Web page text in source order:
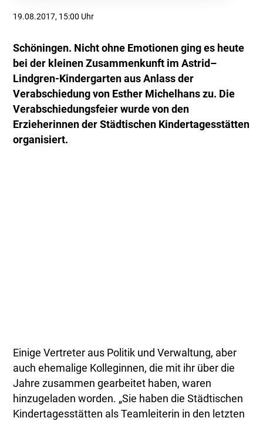
19.08.2017, 15:00 Uhr
Schöningen. Nicht ohne Emotionen ging es heute
bei der kleinen Zusammenkunft im Astrid–
Lindgren-Kindergarten aus Anlass der
Verabschiedung von Esther Michelhans zu. Die
Verabschiedungsfeier wurde von den
Erzieherinnen der Städtischen Kindertagesstätten
organisiert.
Einige Vertreter aus Politik und Verwaltung, aber
auch ehemalige Kolleginnen, die mit ihr über die
Jahre zusammen gearbeitet haben, waren
hinzugeladen worden. „Sie haben die Städtischen
Kindertagesstätten als Teamleiterin in den letzten